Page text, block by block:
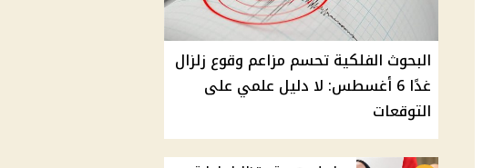
البحوث الفلكية تحسم مزاعم وقوع زلزال
غدًا 6 أغسطس: لا دليل علمي على
التوقعات